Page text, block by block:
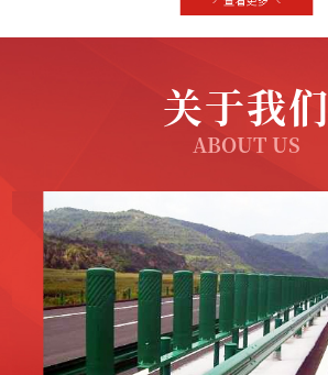
关于我们
ABOUT US